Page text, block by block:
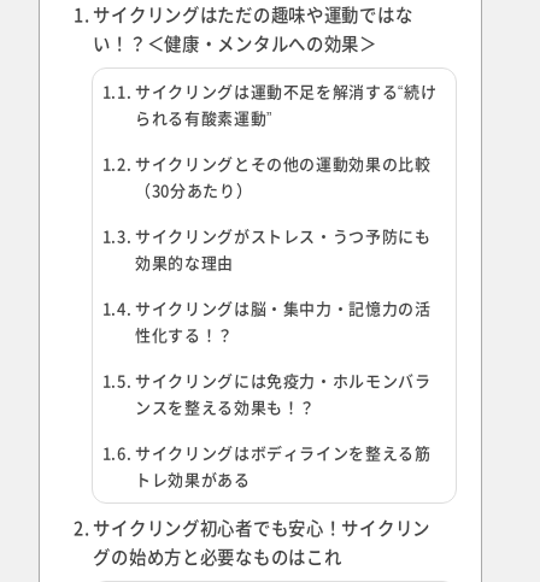
サイクリングはただの趣味や運動ではな
い！？＜健康・メンタルへの効果＞
サイクリングは運動不足を解消する“続け
られる有酸素運動”
サイクリングとその他の運動効果の比較
（30分あたり）
サイクリングがストレス・うつ予防にも
効果的な理由
サイクリングは脳・集中力・記憶力の活
性化する！？
サイクリングには免疫力・ホルモンバラ
ンスを整える効果も！？
サイクリングはボディラインを整える筋
トレ効果がある
サイクリング初心者でも安心！サイクリン
グの始め方と必要なものはこれ